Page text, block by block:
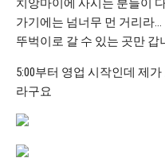
치앙마이에 사시는 분들이
가기에는 넘너무 먼 거리라…
뚜벅이로 갈 수 있는 곳만 갑
5:00부터 영업 시작인데 제
라구요